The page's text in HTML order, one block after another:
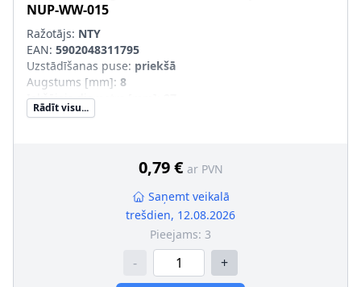
NUP-WW-015
Ražotājs: NTY
EAN: 5902048311795
Uzstādīšanas puse: priekšā
Augstums [mm]: 8
Iekšējais diametrs [mm]
Ārējais diametrs [mm]
Rādīt visu...
0,79 € ar PVN
Saņemt veikalā
trešdien, 12.08.2026
Pieejams: 3
- +